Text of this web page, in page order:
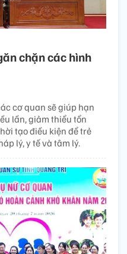
chặn các hình
cơ quan sẽ giúp hạn
lần, giảm thiểu tổn
tạo điều kiện để trẻ
lý, y tế và tâm lý.